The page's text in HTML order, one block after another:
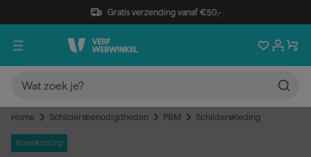
Gratis verzending vanaf €50,-
Home Schildersbenodigdheden PBM Schilderskleding
Kassakorting